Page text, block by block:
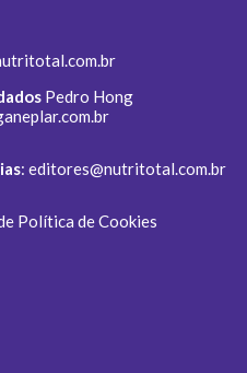
Pedro Hong
: editores@nutritotal.com.br
Política de Cookies